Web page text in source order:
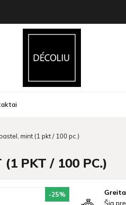
mint (1 pkt / 100 pc.)
(1 PKT / 100 PC.)
-25%
Šią